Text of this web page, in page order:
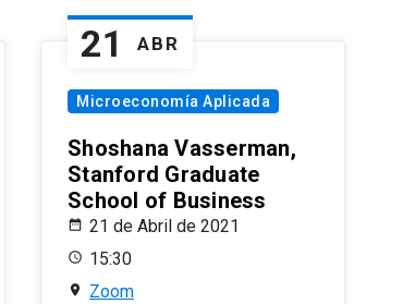
21 ABR
Microeconomía Aplicada
Shoshana Vasserman,
Stanford Graduate
School of Business
21 de Abril de 2021
15:30
Zoom